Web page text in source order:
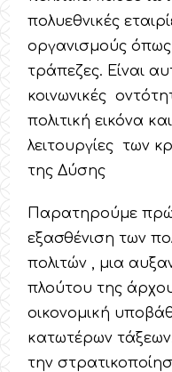
πολυεθνικές
οργανισμούς
τράπεζες. Είναι
κοινωνικές
πολιτική εικόνα
λειτουργίες των
της Δύσης
Παρατηρούμε
εξασθένιση των
πολιτών , μια
πλούτου της
οικονομική
κατωτέρων
την